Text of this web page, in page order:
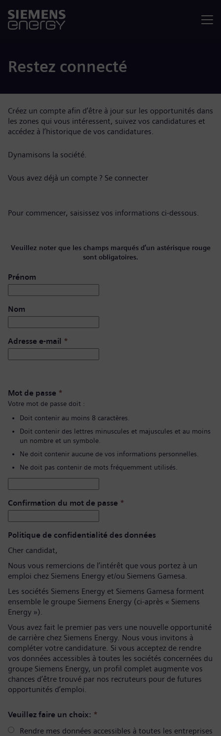
Restez connecté
Créez un compte afin d’être à jour sur les opportunités dans
les zones qui vous intéressent, suivez vos candidatures et
accédez à l’historique de vos candidatures.
Dynamisons la société.
Vous avez déjà un compte ? Se connecter
Pour commencer, saisissez vos informations ci-dessous.
Veuillez noter que les champs marqués d’un astérisque rouge
sont obligatoires.
Prénom
Nom
Adresse e-mail *
Mot de passe *
Votre mot de passe doit :
Doit contenir au moins 8 caractères.
Doit contenir des lettres minuscules et majuscules et au moins
un nombre et un symbole.
Ne doit contenir aucune de vos informations personnelles.
Ne doit pas contenir de mots fréquemment utilisés.
Confirmation du mot de passe *
Politique de confidentialité des données
Cher candidat,
Nous vous remercions de l’intérêt que vous portez à un
emploi chez Siemens Energy et/ou Siemens Gamesa.
Les sociétés Siemens Energy et Siemens Gamesa forment
ensemble le groupe Siemens Energy (ci-après « Siemens
Energy »).
Vous avez fait le premier pas vers une nouvelle opportunité
de carrière chez Siemens Energy. Nous vous invitons à
compléter votre candidature. Si vous acceptez de rendre
vos données accessibles à toutes les sociétés concernées du
groupe Siemens Energy, un profil complet augmente vos
chances d’être trouvé par nos recruteurs pour de futures
opportunités d’emploi.
Veuillez faire un choix: *
Rendre mes données accessibles à toutes les entreprises